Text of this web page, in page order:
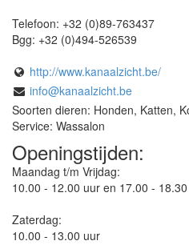
Telefoon: +32 (0)89-763437
Bgg: +32 (0)494-526539
http://www.kanaalzicht.be/
info@kanaalzicht.be
Soorten dieren: Honden, Katten,
Service: Wassalon
Openingstijden:
Maandag t/m Vrijdag:
10.00 - 12.00 uur en 17.00 -
Zaterdag:
10.00 - 13.00 uur